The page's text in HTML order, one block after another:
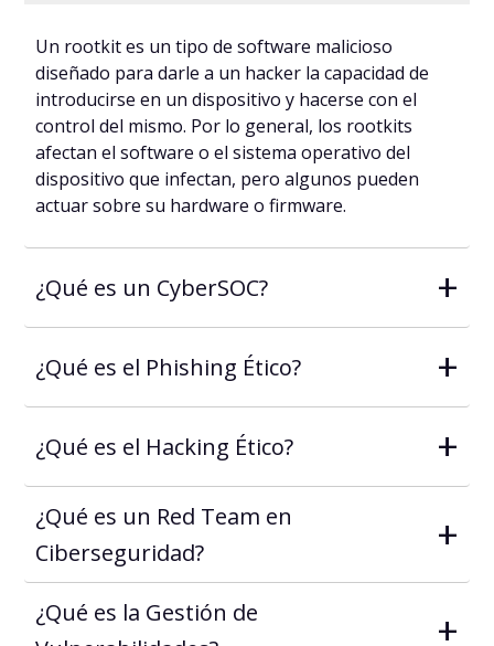
Un rootkit es un tipo de software malicioso
diseñado para darle a un hacker la capacidad de
introducirse en un dispositivo y hacerse con el
control del mismo. Por lo general, los rootkits
afectan el software o el sistema operativo del
dispositivo que infectan, pero algunos pueden
actuar sobre su hardware o firmware.
¿Qué es un CyberSOC? +
¿Qué es el Phishing Ético? +
¿Qué es el Hacking Ético? +
¿Qué es un Red Team en
Ciberseguridad?
+
¿Qué es la Gestión de
+